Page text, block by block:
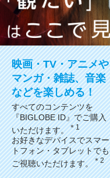
映画・TV・アニメや
マンガ・雑誌、音楽
などを楽しめる！
すべてのコンテンツを
『BIGLOBE ID』でご購入
いただけます。＊1
お好きなデバイスでスマー
トフォン・タブレットでも
ご視聴いただけます。＊2